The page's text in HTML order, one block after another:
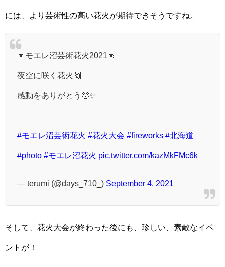
には、より芸術性の高い花火が期待できそうですね。
🎇モエレ沼芸術花火2021🎇
夜空に咲く花火🙌
感動をありがとう🥺✨
#モエレ沼芸術花火 #花火大会 #fireworks #北海道
#photo #モエレ沼花火 pic.twitter.com/kazMkFMc6k
— terumi (@days_710_) September 4, 2021
そして、花火大会が終わった後にも、珍しい、素敵なイベ
ントが！